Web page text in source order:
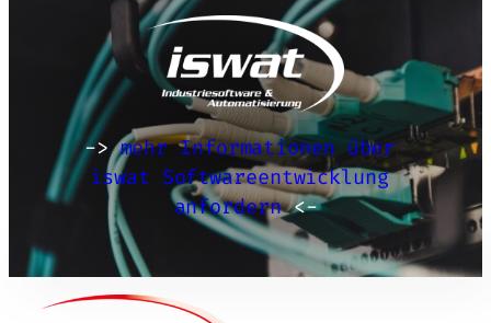
-> mehr Informationen über
iswat Softwareentwicklung
anfordern <-